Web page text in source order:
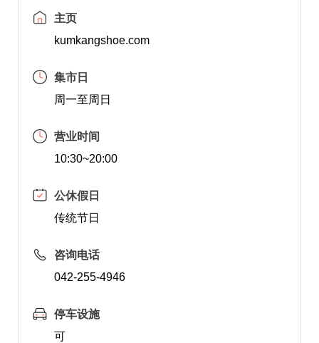
主页
kumkangshoe.com
集市日
周一至周日
营业时间
10:30~20:00
公休假日
传统节日
咨询电话
042-255-4946
停车设施
可